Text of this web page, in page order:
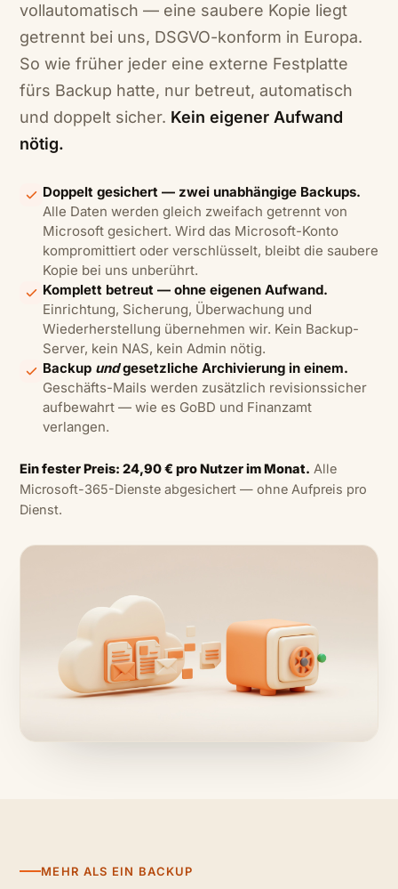
vollautomatisch — eine saubere Kopie liegt
getrennt bei uns, DSGVO-konform in Europa.
So wie früher jeder eine externe Festplatte
fürs Backup hatte, nur betreut, automatisch
und doppelt sicher. Kein eigener Aufwand
nötig.
Doppelt gesichert — zwei unabhängige Backups.
Alle Daten werden gleich zweifach getrennt von
Microsoft gesichert. Wird das Microsoft-Konto
kompromittiert oder verschlüsselt, bleibt die saubere
Kopie bei uns unberührt.
Komplett betreut — ohne eigenen Aufwand.
Einrichtung, Sicherung, Überwachung und
Wiederherstellung übernehmen wir. Kein Backup-
Server, kein NAS, kein Admin nötig.
Backup undgesetzliche Archivierung in einem.
Geschäfts-Mails werden zusätzlich revisionssicher
aufbewahrt — wie es GoBD und Finanzamt
verlangen.
Ein fester Preis: 24,90 € pro Nutzer im Monat. Alle
Microsoft-365-Dienste abgesichert — ohne Aufpreis pro
Dienst.
MEHR ALS EIN BACKUP